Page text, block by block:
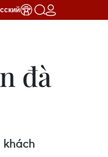
đà